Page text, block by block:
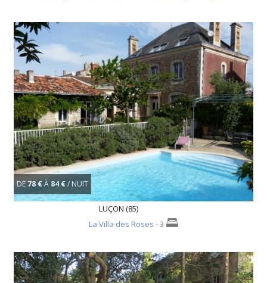
DE 78 €À 84 €/ NUIT
LUÇON (85)
La Villa des Roses - 3